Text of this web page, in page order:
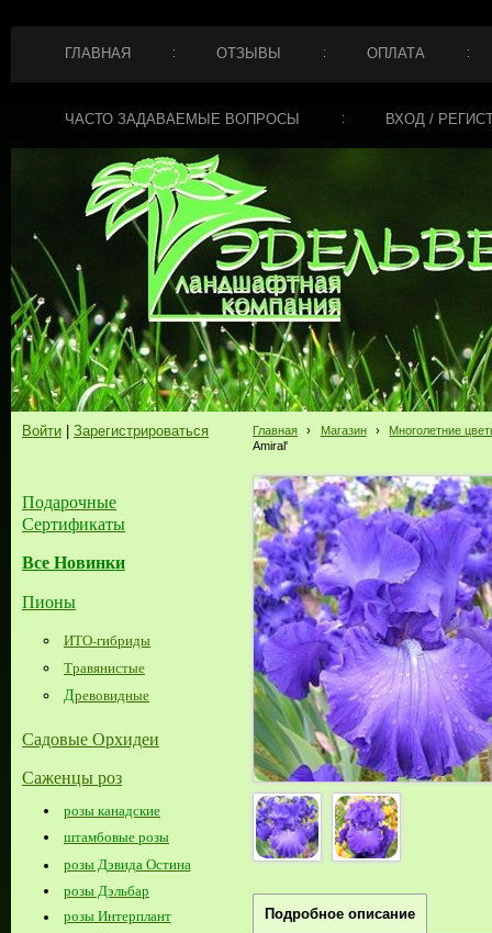
ГЛАВНАЯ ОТЗЫВЫ ОПЛАТА
ЧАСТО ЗАДАВАЕМЫЕ ВОПРОСЫ ВХОД /
Войти Зарегистрироваться
Подарочные
Сертификаты
Все Новинки
Пионы
ИТО-гибриды
Травянистые
Древовидные
Садовые Орхидеи
Саженцы роз
розы канадские
штамбовые розы
розы Дэвида Остина
розы Дэльбар
розы Интерплант
Главная › Магазин ›
Многолетние
Amiral'
Подробное описание